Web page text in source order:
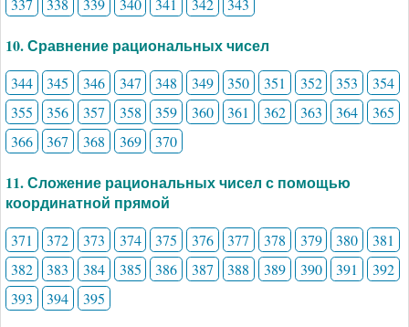
10. Сравнение рациональных чисел
344 345 346 347 348 349 350 351 352 353
354
355
356 357 358 359 360 361 362 363 364
365
366
367 368 369 370
11. Сложение рациональных чисел с помощью
координатной прямой
371 372 373 374 375 376 377 378 379 380
381
382
383 384 385 386 387 388 389 390 391
392
393
394 395